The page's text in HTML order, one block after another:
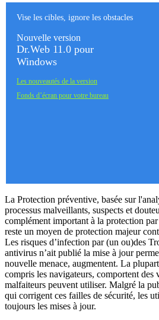
Vise les cibles, ignore les obstacles
Nouvelle version
Dr.Web 11.0 pour
Windows
Les nouveautés de la version
Fonds d’écran pour votre bureau
La Protection préventive, basée sur
processus malveillants, suspects et
complément important à la protection
reste un moyen de protection majeur
Les risques d’infection par (un ou)des
antivirus n’ait publié la mise à jour
nouvelle menace, augmentent. La
compris les navigateurs, comportent des
malfaiteurs peuvent utiliser. Malgré la
qui corrigent ces failles de sécurité, les
toujours les mises à jour.